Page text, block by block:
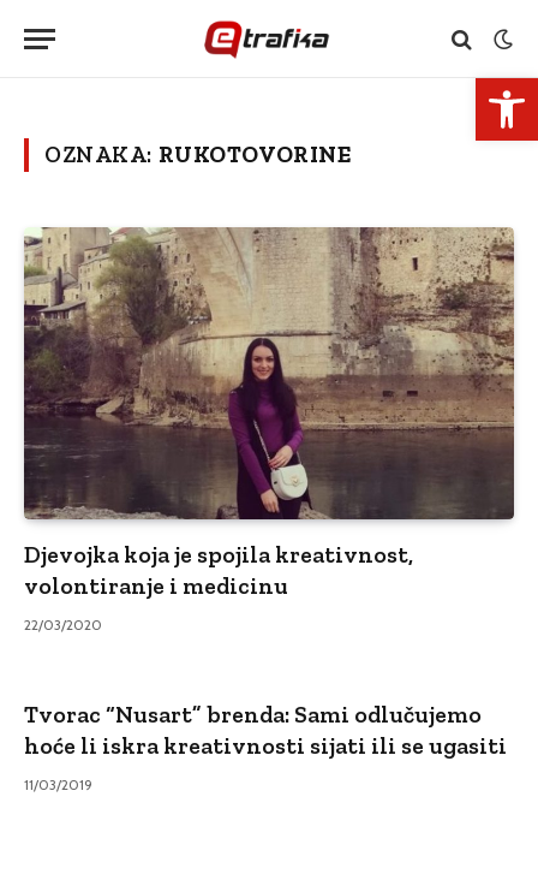
OZNAKA: RUKOTOVORINE
Djevojka koja je spojila kreativnost,
volontiranje i medicinu
22/03/2020
Tvorac “Nusart” brenda: Sami odlučujemo
hoće li iskra kreativnosti sijati ili se ugasiti
11/03/2019